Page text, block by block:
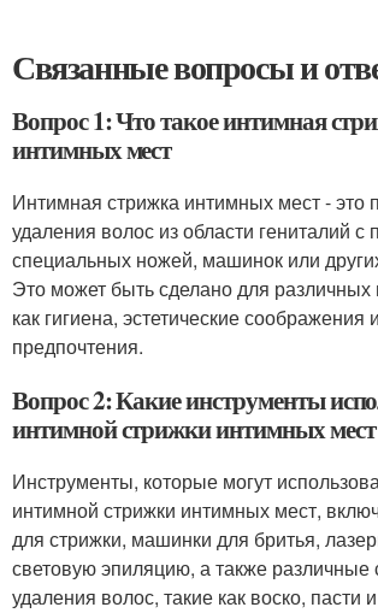
Связанные вопросы и
Вопрос 1: Что такое интимная
интимных мест
Интимная стрижка интимных мест - это
удаления волос из области гениталий
специальных ножей, машинок или
Это может быть сделано для различных
как гигиена, эстетические соображения
предпочтения.
Вопрос 2: Какие инструменты
интимной стрижки интимных мест
Инструменты, которые могут
интимной стрижки интимных мест,
для стрижки, машинки для бритья,
световую эпиляцию, а также различные
удаления волос, такие как воско, пасти